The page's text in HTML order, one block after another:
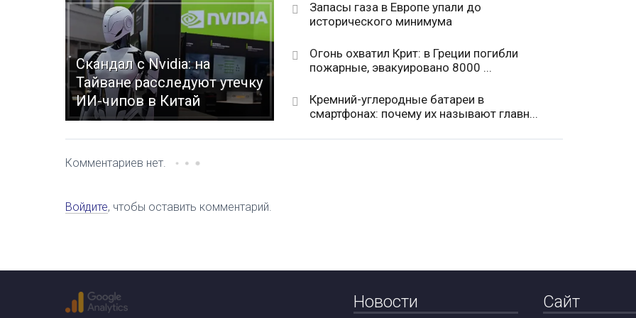
Скандал с Nvidia: на
Тайване расследуют утечку
ИИ-чипов в Китай
Запасы газа в Европе упали до
исторического минимума
Огонь охватил Крит: в Греции погибли
пожарные, эвакуировано 8000 ...
Кремний-углеродные батареи в
смартфонах: почему их называют главн...
Комментариев нет.
Войдите, чтобы оставить комментарий.
Новости Сайт